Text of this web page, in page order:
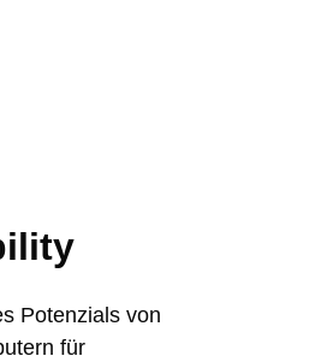
Potenzials von
für